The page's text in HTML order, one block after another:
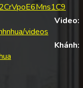
videos
Khánh: